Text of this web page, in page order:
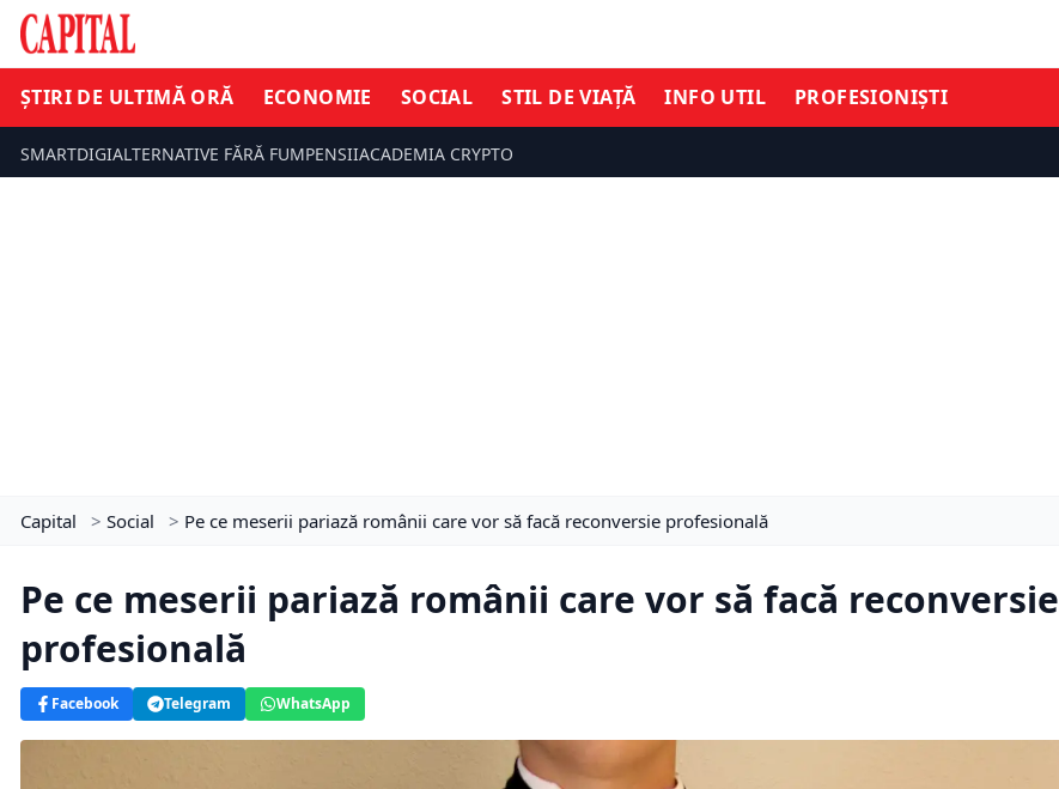
ȘTIRI DE ULTIMĂ ORĂ ECONOMIE SOCIAL STIL DE VIAȚĂ INFO UTIL PROFESIONIȘTI
SMARTDIGIALTERNATIVE FĂRĂ FUMPENSIIACADEMIA CRYPTO
Capital > Social > Pe ce meserii pariază românii care vor să facă reconversie profesională
Pe ce meserii pariază românii care vor să facă reconversie
profesională
Facebook Telegram WhatsApp